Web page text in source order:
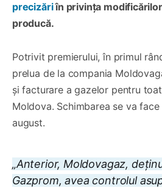
precizăriîn privința
producă.
Potrivit premierului, în primul
prelua de la compania
și facturare a gazelor pentru
Moldova. Schimbarea se va
august.
„Anterior, Moldovagaz,
Gazprom, avea controlul